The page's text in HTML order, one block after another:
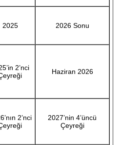
2025 2026 Sonu
2’nci
Haziran 2026
2’nci
2027’nin 4’üncü
Çeyreği